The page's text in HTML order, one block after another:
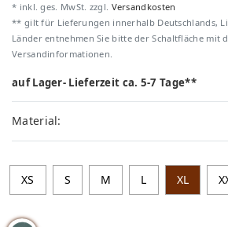
* inkl. ges. MwSt. zzgl. Versandkosten
** gilt für Lieferungen innerhalb Deutschlands,
Länder entnehmen Sie bitte der Schaltfläche mit
Versandinformationen.
auf Lager- Lieferzeit ca. 5-7 Tage**
Material:
XS S M L XL